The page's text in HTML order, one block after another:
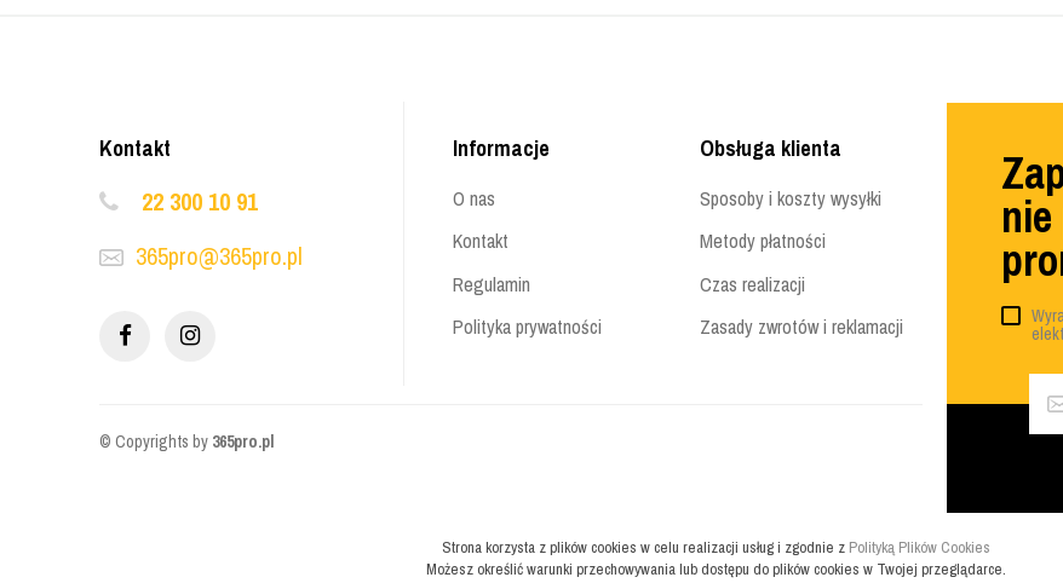
Informacje
O nas
Kontakt
Regulamin
Polityka prywatności
Obsługa klienta
Sposoby i koszty wysyłki
Metody płatności
Czas realizacji
Zasady zwrotów i reklamacji
Kontakt
22 300 10 91
365pro@365pro.pl
© Copyrights by 365pro.pl
Strona korzysta z plików cookies w celu realizacji usług i zgodnie z Polityką Plików Cookies
Możesz określić warunki przechowywania lub dostępu do plików cookies w Twojej przeglądarce.